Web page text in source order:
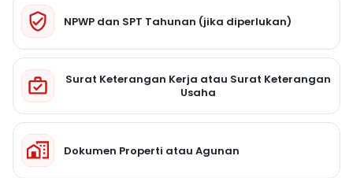
NPWP dan SPT Tahunan (jika diperlukan)
Surat Keterangan Kerja atau Surat Keterangan
Usaha
Dokumen Properti atau Agunan